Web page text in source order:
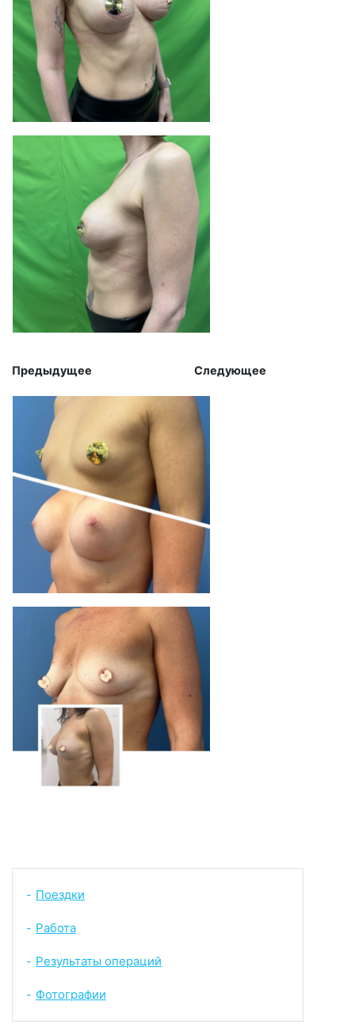
Предыдущее Следующее
- Поездки
- Работа
- Результаты операций
- Фотографии